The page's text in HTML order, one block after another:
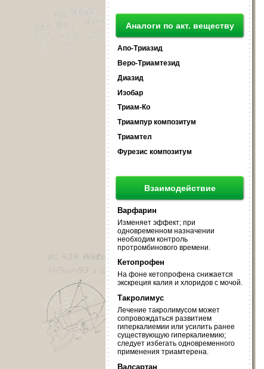
Аналоги по акт. веществу
Апо-Триазид
Веро-Триамтезид
Диазид
Изобар
Триам-Ко
Триампур композитум
Триамтел
Фурезис композитум
Взаимодействие
Варфарин
Изменяет эффект; при
одновременном назначении
необходим контроль
протромбинового времени.
Кетопрофен
На фоне кетопрофена снижается
экскреция калия и хлоридов с мочой.
Такролимус
Лечение такролимусом может
сопровождаться развитием
гиперкалиемии или усилить ранее
существующую гиперкалиемию;
следует избегать одновременного
применения триамтерена.
Валсартан